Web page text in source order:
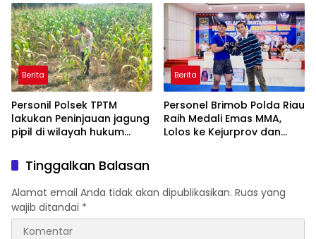
Penanaman Mangrove
DECLARE WAR: SIAP Bantai
DAN SERET AKUN PEMBUNUH
KARAKTER KE PENJARA
POLDA KEPRI!
Berita
Personil Polsek TPTM
lakukan Peninjauan jagung
pipil di wilayah hukum
Berita
Personel Brimob Polda Riau
Raih Medali Emas MMA,
Lolos ke Kejurprov dan
Tinggalkan Balasan
Alamat email Anda tidak akan dipublikasikan. Ruas yang
wajib ditandai *